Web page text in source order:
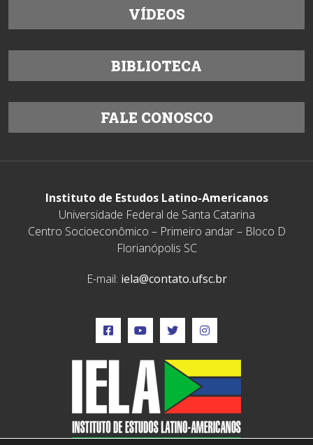
VÍDEOS
BIBLIOTECA
FALE CONOSCO
Instituto de Estudos Latino-Americanos
Universidade Federal de Santa Catarina
Centro Socioeconômico – Primeiro andar – Bloco D
Florianópolis SC
E-mail: iela@contato.ufsc.br